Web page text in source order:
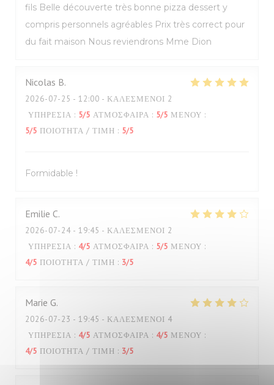
fils Belle découverte très bonne pizza dessert y
compris personnels agréables Prix très correct pour
du fait maison Nous reviendrons Mme Dion
Nicolas B
2026-07-25 - 12:00 - ΚΑΛΕΣΜΈΝΟΙ 2
ΥΠΗΡΕΣΊΑ : 5/5 ΑΤΜΌΣΦΑΙΡΑ : 5/5 ΜΕΝΟΎ :
5/5 ΠΟΙΌΤΗΤΑ / ΤΙΜΉ : 5/5
Formidable !
Emilie C
2026-07-24 - 19:45 - ΚΑΛΕΣΜΈΝΟΙ 2
ΥΠΗΡΕΣΊΑ : 4/5 ΑΤΜΌΣΦΑΙΡΑ : 5/5 ΜΕΝΟΎ :
4/5 ΠΟΙΌΤΗΤΑ / ΤΙΜΉ : 3/5
Marie G
2026-07-23 - 19:45 - ΚΑΛΕΣΜΈΝΟΙ 4
ΥΠΗΡΕΣΊΑ : 4/5 ΑΤΜΌΣΦΑΙΡΑ : 4/5 ΜΕΝΟΎ :
4/5 ΠΟΙΌΤΗΤΑ / ΤΙΜΉ : 3/5